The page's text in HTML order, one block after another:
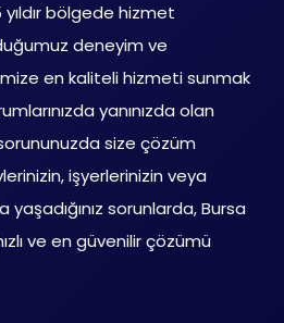
yıldır bölgede hizmet
deneyim ve
en kaliteli hizmeti sunmak
yanınızda olan
size çözüm
işyerlerinizin veya
yaşadığınız sorunlarda, Bursa
ve en güvenilir çözümü